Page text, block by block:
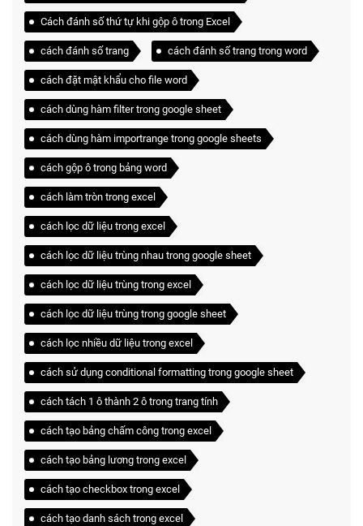
Cách đánh số thứ tự khi gộp ô trong Excel
cách đánh số trang cách đánh số trang trong word
cách đặt mật khẩu cho file word
cách dùng hàm filter trong google sheet
cách dùng hàm importrange trong google sheets
cách gộp ô trong bảng word
cách làm tròn trong excel
cách lọc dữ liệu trong excel
cách lọc dữ liệu trùng nhau trong google sheet
cách lọc dữ liệu trùng trong excel
cách lọc dữ liệu trùng trong google sheet
cách lọc nhiều dữ liệu trong excel
cách sử dụng conditional formatting trong google sheet
cách tách 1 ô thành 2 ô trong trang tính
cách tạo bảng chấm công trong excel
cách tạo bảng lương trong excel
cách tạo checkbox trong excel
cách tạo danh sách trong excel